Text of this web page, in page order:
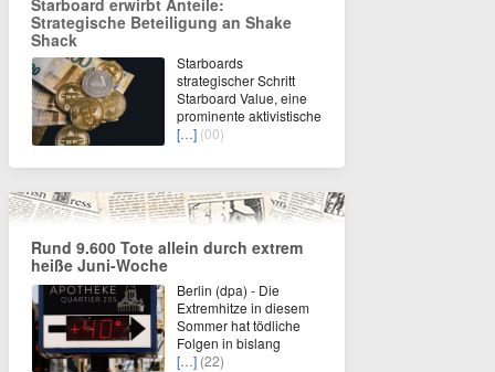
Starboard erwirbt Anteile:
Strategische Beteiligung an Shake
Shack
Starboards
strategischer Schritt
Starboard Value, eine
prominente aktivistische
[…] (00)
Rund 9.600 Tote allein durch extrem
heiße Juni-Woche
Berlin (dpa) - Die
Extremhitze in diesem
Sommer hat tödliche
Folgen in bislang
[…] (22)